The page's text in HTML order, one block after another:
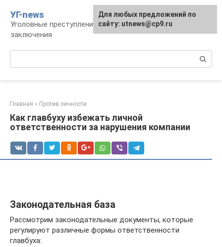
контенту
УГ-news
Уголовные преступления, наказания, места
заключения
Главная » Против личности
Как главбуху избежать личной
ответственности за нарушения компании
Законодательная база
Рассмотрим законодательные документы, которые
регулируют различные формы ответственности
главбуха:
Для любых предложений по
сайту: utnews@cp9.ru